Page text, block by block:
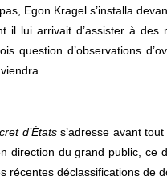
Egon Kragel s’installa
il lui arrivait d’assister à
question d’observations
d’États s’adresse avant
direction du grand public,
récentes déclassifications de